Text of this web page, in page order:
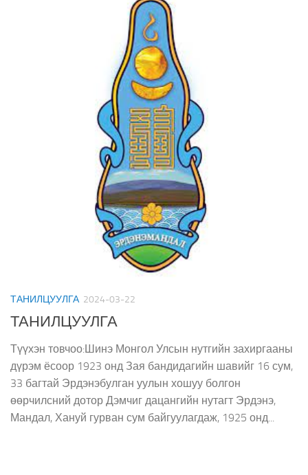
ТАНИЛЦУУЛГА 2024-03-22
ТАНИЛЦУУЛГА
Түүхэн товчоо:Шинэ Монгол Улсын нутгийн захиргааны
дүрэм ёсоор 1923 онд Зая бандидагийн шавийг 16 сум,
33 багтай Эрдэнэбулган уулын хошуу болгон
өөрчилсний дотор Дэмчиг дацангийн нутагт Эрдэнэ,
Мандал, Хануй гурван сум байгуулагдаж, 1925 онд...